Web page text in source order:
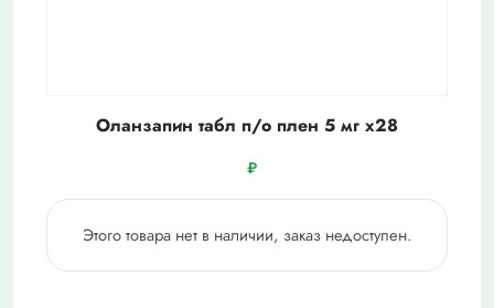
Оланзапин табл п/о плен 5 мг х28
₽
Этого товара нет в наличии, заказ недоступен.